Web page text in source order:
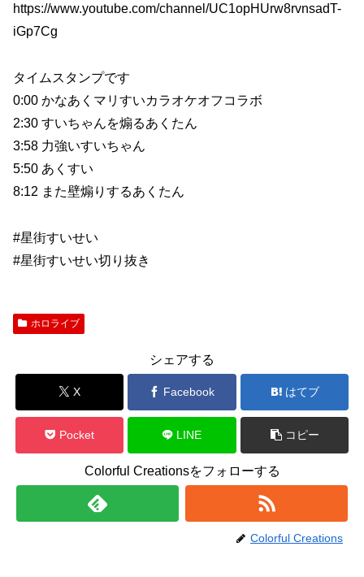
https://www.youtube.com/channel/UC1opHUrw8rvnsadT-
iGp7Cg
タイムスタンプです
0:00 かなあくマリすいカラオケオフコラボ
2:30 すいちゃんを煽るあくたん
3:58 力強いすいちゃん
5:50 あくすい
8:12 また壁煽りするあくたん
#星街すいせい
#星街すいせい切り抜き
ホロライブ
シェアする
X Facebook はてブ
Pocket LINE コピー
Colorful Creationsをフォローする
Colorful Creations